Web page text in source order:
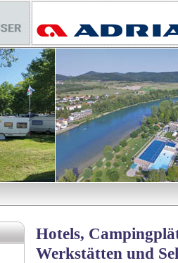
Hotels,
Werkstätten und